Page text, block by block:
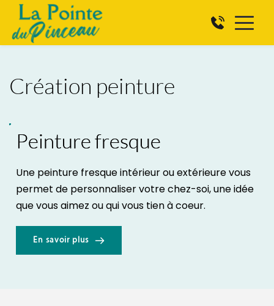
Création peinture
Peinture fresque
Une peinture fresque intérieur ou extérieure vous
permet de personnaliser votre chez-soi, une idée
que vous aimez ou qui vous tien à coeur.
En savoir plus